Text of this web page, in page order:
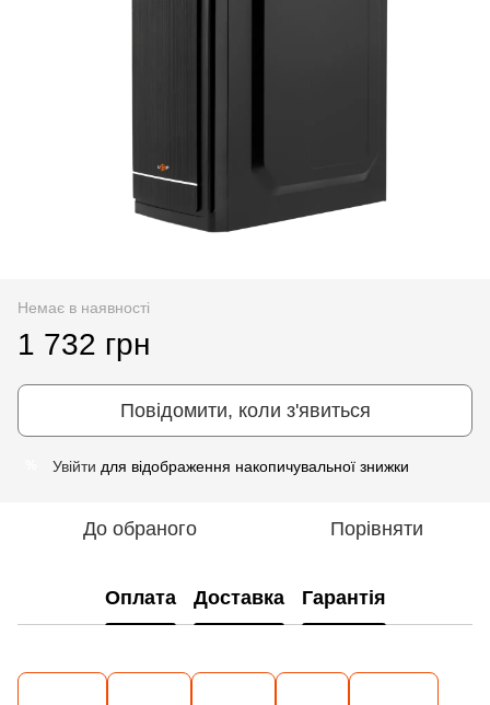
Немає в наявності
1 732 грн
Повідомити, коли з'явиться
Увійти для відображення накопичувальної знижки
До обраного Порівняти
Оплата Доставка Гарантія